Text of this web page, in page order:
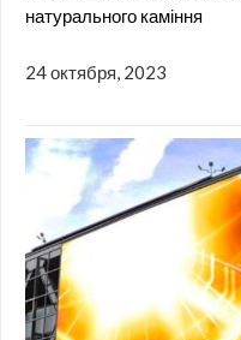
натурального каміння
24 октября, 2023